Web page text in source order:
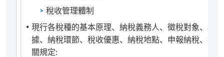
稅收管理體制
現行各稅種的基本原理、納稅義務人、徵稅對象、稅
據、納稅環節、稅收優惠、納稅地點、申報納稅、扣
關規定: